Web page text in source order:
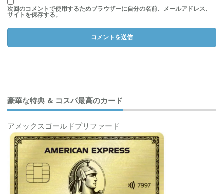
次回のコメントで使用するためブラウザーに自分の名前、メールアドレス、
サイトを保存する。
豪華な特典 ＆ コスパ最高のカード
アメックスゴールドプリファード